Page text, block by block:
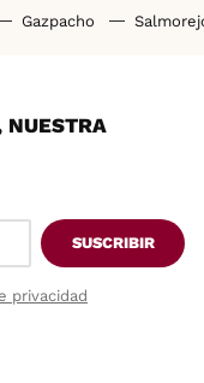
Gazpacho
NUESTRA
SUSCRIBIR
privacidad